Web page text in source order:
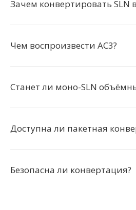
Зачем конвертировать SLN в
Чем воспроизвести AC3?
Станет ли моно-SLN
Доступна ли пакетная
Безопасна ли конвертация?